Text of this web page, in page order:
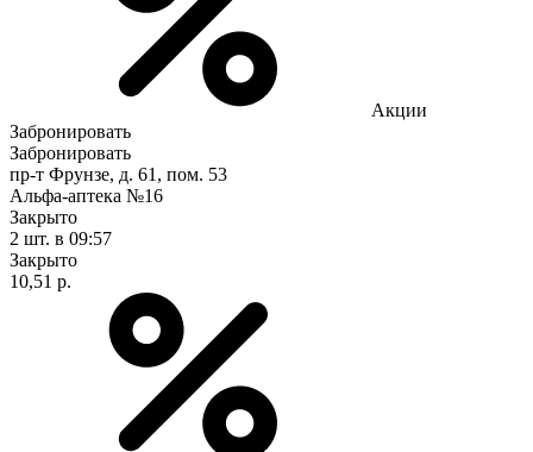
Акции
Забронировать
Забронировать
пр-т Фрунзе, д. 61, пом. 53
Альфа-аптека №16
Закрыто
2 шт. в 09:57
Закрыто
10,51 р.